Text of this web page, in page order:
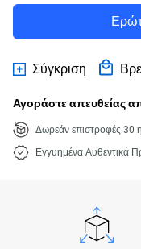
Σύγκριση
Αγοράστε απευθείας
Δωρεάν επιστροφές 30
Εγγυημένα Αυθεντικά